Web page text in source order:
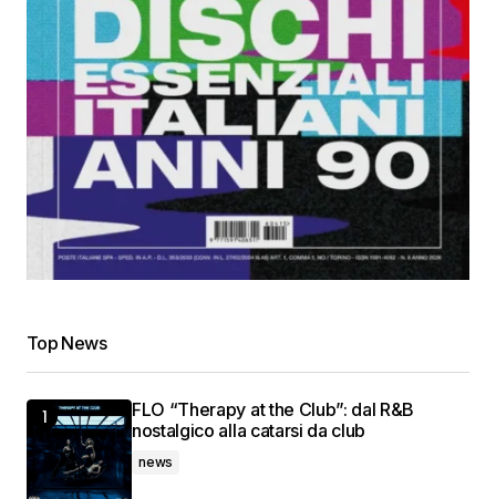
Top News
FLO “Therapy at the Club”: dal R&B
nostalgico alla catarsi da club
news